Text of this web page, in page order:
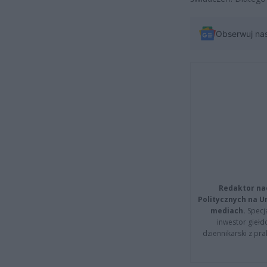
Obserwuj
Redaktor
Politycznych na
mediach.
inwestor
dziennikarski z